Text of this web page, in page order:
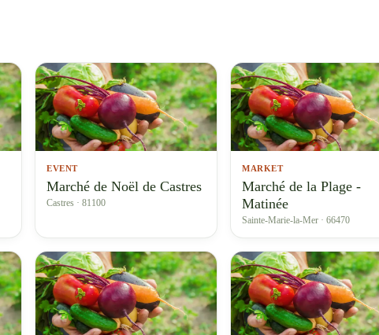
EVENT
Marché de Noël de Castres
Castres · 81100
MARKET
Marché de la Plage -
Matinée
Sainte-Marie-la-Mer · 66470